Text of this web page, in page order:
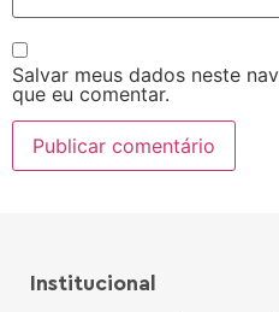
Salvar meus dados neste
que eu comentar.
Institucional